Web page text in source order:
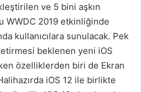
ve 5 bini aşkın
WWDC 2019 etkinliğinde
kullanıcılara sunulacak. Pek
beklenen yeni iOS
özelliklerden biri de Ekran
iOS 12 ile birlikte